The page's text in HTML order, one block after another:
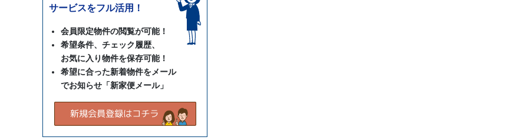
サービスをフル活用！
会員限定物件の閲覧が可能！
希望条件、チェック履歴、
お気に入り物件を保存可能！
希望に合った新着物件をメール
でお知らせ「新家便メール」